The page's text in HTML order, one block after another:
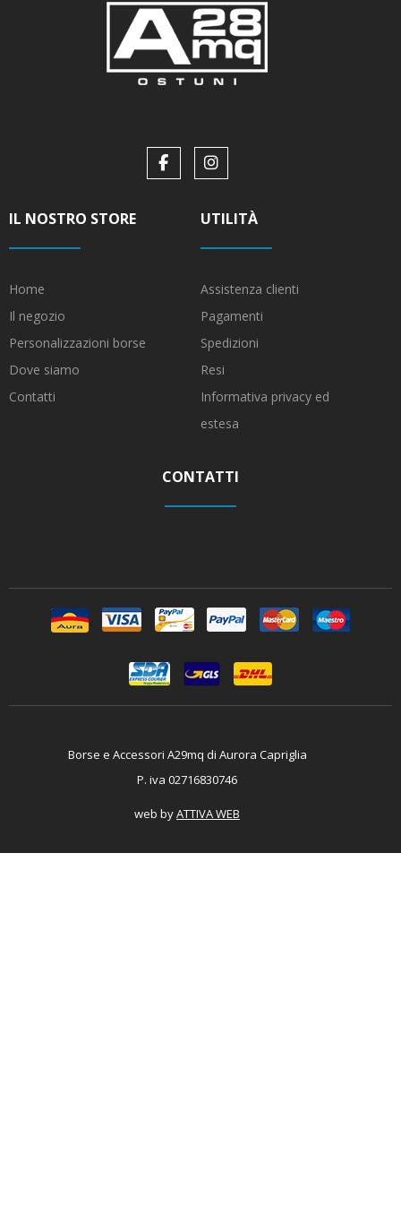
IL NOSTRO STORE
Home
Il negozio
Personalizzazioni borse
Dove siamo
Contatti
UTILITÀ
Assistenza clienti
Pagamenti
Spedizioni
Resi
Informativa privacy ed
estesa
CONTATTI
Borse e Accessori A29mq di Aurora Capriglia
P. iva 02716830746
web byATTIVA WEB